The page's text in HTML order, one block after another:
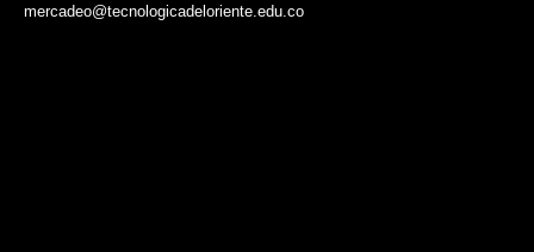
mercadeo@tecnologicadeloriente.edu.co